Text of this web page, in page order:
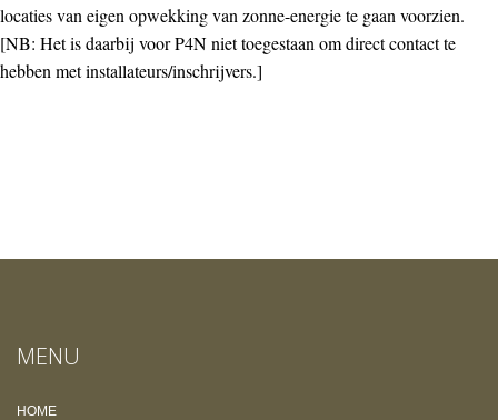
locaties van eigen opwekking van zonne-energie te gaan voorzien.
[NB: Het is daarbij voor P4N niet toegestaan om direct contact te
hebben met installateurs/inschrijvers.]
MENU
HOME